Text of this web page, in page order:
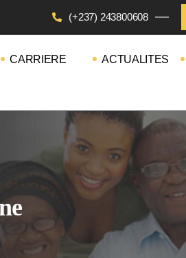
(+237) 243800608
CARRIERE ACTUALITES